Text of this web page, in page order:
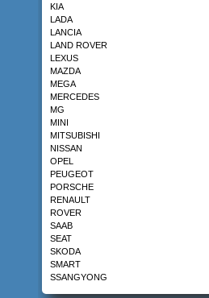
ΚΟΤΣΑΔΟΡΟΣ
KIA SPORTAGE 95-04
ΚΟΤΣΑΔΟΡΟΣ
MAZDA TRIBUTE 02-
KIA
LADA
LANCIA
LAND ROVER
LEXUS
MAZDA
MEGA
MERCEDES
MG
MINI
MITSUBISHI
NISSAN
OPEL
PEUGEOT
PORSCHE
RENAULT
ROVER
SAAB
SEAT
SKODA
SMART
SSANGYONG